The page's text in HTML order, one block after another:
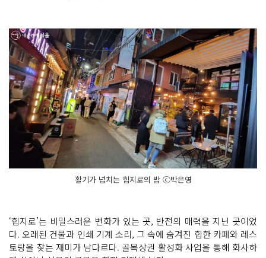
활기가 넘치는 힙지로의 밤 ⓒ박은영
‘힙지로’는 비밀스러운 변화가 있는 곳, 반전의 매력을 지닌 곳이었
다. 오래된 건물과 인쇄 기계 소리, 그 속에 숨겨진 힙한 카페와 레스
토랑을 찾는 재미가 남다르다. 골목상권 활성화 사업을 통해 화사하